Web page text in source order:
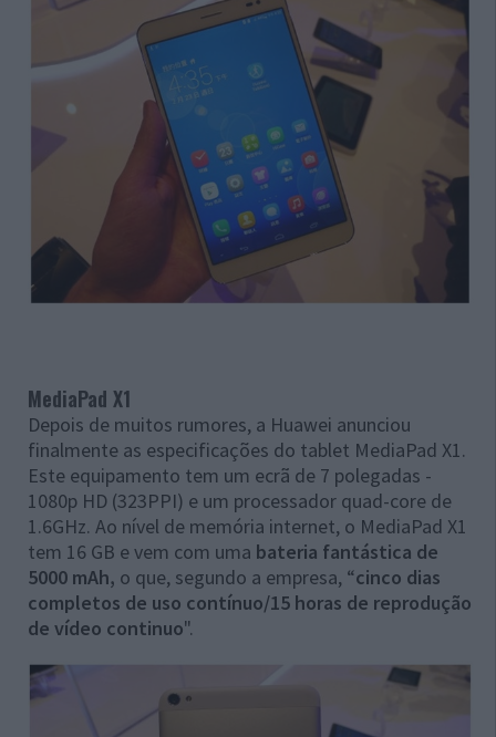
MediaPad X1
Depois de muitos rumores, a Huawei anunciou
finalmente as especificações do tablet MediaPad X1.
Este equipamento tem um ecrã de 7 polegadas -
1080p HD (323PPI) e um processador quad-core de
1.6GHz. Ao nível de memória internet, o MediaPad X1
tem 16 GB e vem com uma bateria fantástica de
5000 mAh, o que, segundo a empresa, “cinco dias
completos de uso contínuo/15 horas de reprodução
de vídeo continuo".